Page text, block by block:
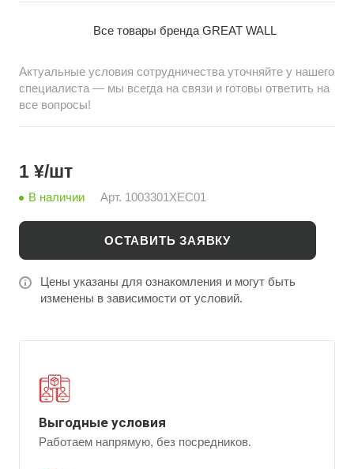
Все товары бренда GREAT WALL
Актуальные условия сотрудничества уточняйте у нашего
специалиста — мы всегда на связи и готовы ответить на
все вопросы!
1 ¥/шт
В наличии Арт. 1003301XEC01
ОСТАВИТЬ ЗАЯВКУ
Цены указаны для ознакомления и могут быть
изменены в зависимости от условий.
Выгодные условия
Работаем напрямую, без посредников.